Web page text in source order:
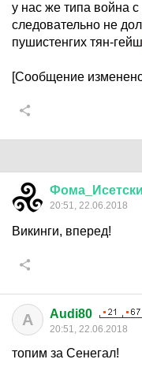
у нас же типа война
следовательно не
пушистенгих тян-гейш
[Сообщение
Фома
20:51, 22.06.2018
Викинги, вперед!
A Audi80
20:51, 22.06.2018
топим за Сенегал!